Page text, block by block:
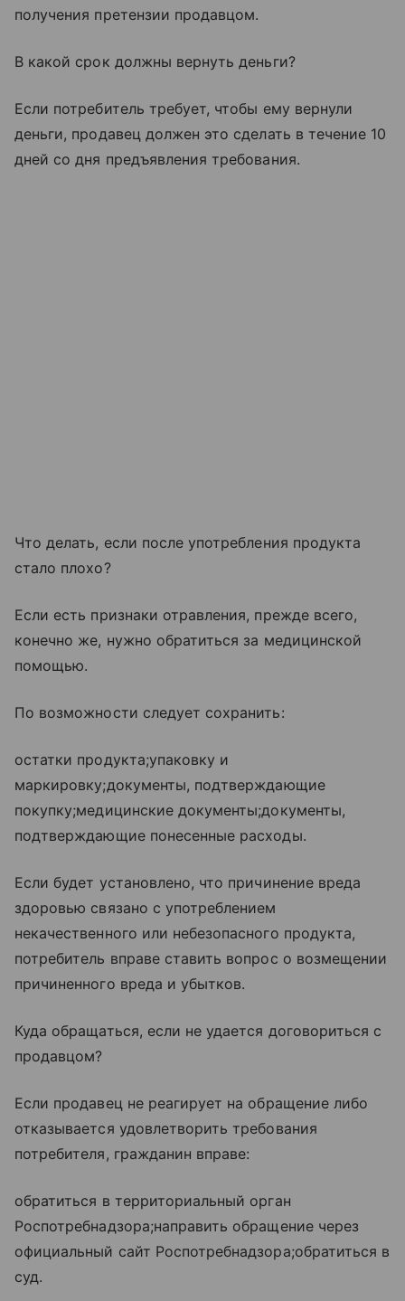
получения претензии продавцом.
В какой срок должны вернуть деньги?
Если потребитель требует, чтобы ему вернули
деньги, продавец должен это сделать в течение 10
дней со дня предъявления требования.
Что делать, если после употребления продукта
стало плохо?
Если есть признаки отравления, прежде всего,
конечно же, нужно обратиться за медицинской
помощью.
По возможности следует сохранить:
остатки продукта;упаковку и
маркировку;документы, подтверждающие
покупку;медицинские документы;документы,
подтверждающие понесенные расходы.
Если будет установлено, что причинение вреда
здоровью связано с употреблением
некачественного или небезопасного продукта,
потребитель вправе ставить вопрос о возмещении
причиненного вреда и убытков.
Куда обращаться, если не удается договориться с
продавцом?
Если продавец не реагирует на обращение либо
отказывается удовлетворить требования
потребителя, гражданин вправе:
обратиться в территориальный орган
Роспотребнадзора;направить обращение через
официальный сайт Роспотребнадзора;обратиться в
суд.